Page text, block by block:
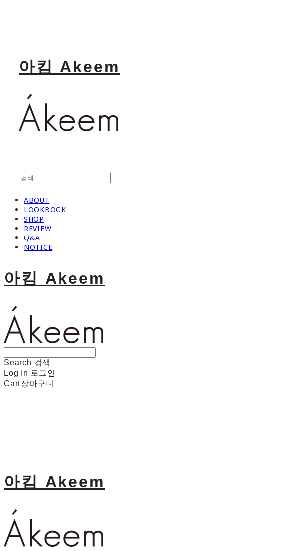
아킴 Akeem
ABOUT
LOOKBOOK
SHOP
REVIEW
Q&A
NOTICE
아킴 Akeem
Search 검색
Log In 로그인
Cart장바구니
아킴 Akeem